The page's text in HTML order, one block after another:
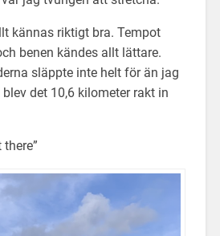
kännas riktigt bra. Tempot
benen kändes allt lättare.
släppte inte helt för än jag
det 10,6 kilometer rakt in